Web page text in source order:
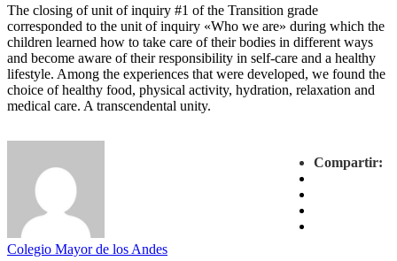
The closing of unit of inquiry #1 of the Transition grade
corresponded to the unit of inquiry «Who we are» during which the
children learned how to take care of their bodies in different ways
and become aware of their responsibility in self-care and a healthy
lifestyle. Among the experiences that were developed, we found the
choice of healthy food, physical activity, hydration, relaxation and
medical care. A transcendental unity.
Compartir:
Colegio Mayor de los Andes